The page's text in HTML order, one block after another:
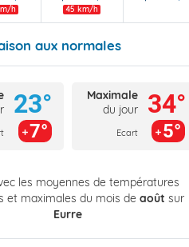
h 45 km/h
aux normales
23°
7°
Maximale
du jour
Ecart
34°
5°
les moyennes de températures
et maximales du mois de août sur
Eurre